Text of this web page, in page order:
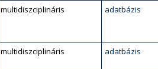
multidiszciplináris adatbázis
multidiszciplináris adatbázis